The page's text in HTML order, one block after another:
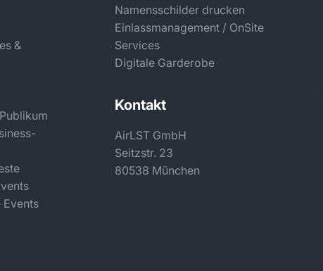
&
Namensschilder drucken
Einlassmanagement / OnSite
Services
Digitale Garderobe
Kontakt
AirLST GmbH
Seitzstr. 23
80538 München